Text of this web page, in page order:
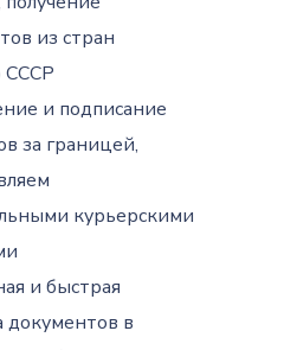
из стран
СССР
и подписание
за границей,
курьерскими
и быстрая
документов в